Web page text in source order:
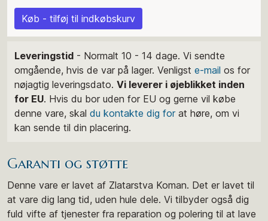
Køb - tilføj til indkøbskurv
Leveringstid - Normalt 10 - 14 dage. Vi sendte
omgående, hvis de var på lager. Venligst e-mail os for
nøjagtig leveringsdato. Vi leverer i øjeblikket inden
for EU. Hvis du bor uden for EU og gerne vil købe
denne vare, skal du kontakte dig forat høre, om vi
kan sende til din placering.
Garanti og støtte
Denne vare er lavet af Zlatarstva Koman. Det er lavet til
at vare dig lang tid, uden hule dele. Vi tilbyder også dig
fuld vifte af tjenester fra reparation og polering til at lave